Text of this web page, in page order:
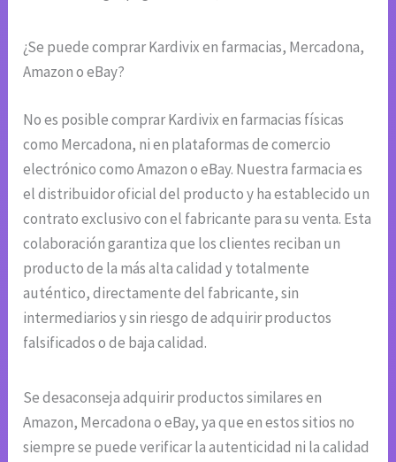
¿Se puede comprar Kardivix en farmacias, Mercadona,
Amazon o eBay?
No es posible comprar Kardivix en farmacias físicas
como Mercadona, ni en plataformas de comercio
electrónico como Amazon o eBay. Nuestra farmacia es
el distribuidor oficial del producto y ha establecido un
contrato exclusivo con el fabricante para su venta. Esta
colaboración garantiza que los clientes reciban un
producto de la más alta calidad y totalmente
auténtico, directamente del fabricante, sin
intermediarios y sin riesgo de adquirir productos
falsificados o de baja calidad.
Se desaconseja adquirir productos similares en
Amazon, Mercadona o eBay, ya que en estos sitios no
siempre se puede verificar la autenticidad ni la calidad